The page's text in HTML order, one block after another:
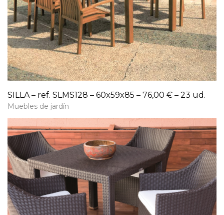
SILLA – ref. SLMS128 – 60x59x85 – 76,00 € – 23 ud.
Muebles de jardín